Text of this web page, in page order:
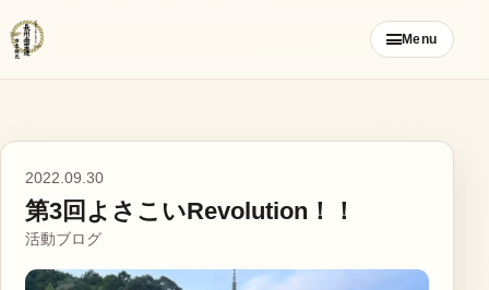
ン
テ
Menu
お知らせ
ブログ
2022.09.30
第3回よさこいRevolution！！
活動ブログ